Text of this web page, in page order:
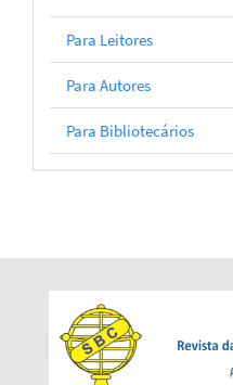
Para Leitores
Para Autores
Para Bibliotecários